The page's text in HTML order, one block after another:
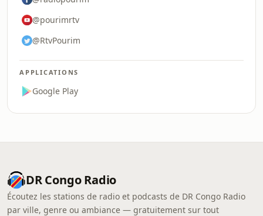
@pourimrtv
@RtvPourim
APPLICATIONS
Google Play
DR Congo Radio
Écoutez les stations de radio et podcasts de DR Congo Radio
par ville, genre ou ambiance — gratuitement sur tout